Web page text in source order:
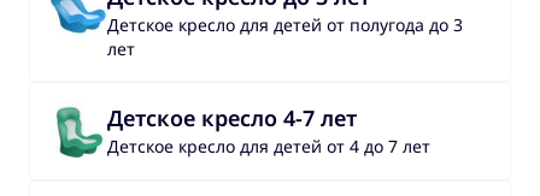
Детское кресло для детей от полугода до 3
лет
Детское кресло 4-7 лет
Детское кресло для детей от 4 до 7 лет